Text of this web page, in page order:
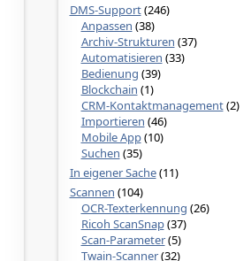
DMS-Support(246)
Anpassen (38)
Archiv-Strukturen (37)
Automatisieren (33)
Bedienung (39)
Blockchain (1)
CRM-Kontaktmanagement(2)
Importieren (46)
Mobile App(10)
Suchen (35)
In eigener Sache(11)
Scannen (104)
OCR-Texterkennung (26)
Ricoh ScanSnap(37)
Scan-Parameter(5)
Twain-Scanner(32)